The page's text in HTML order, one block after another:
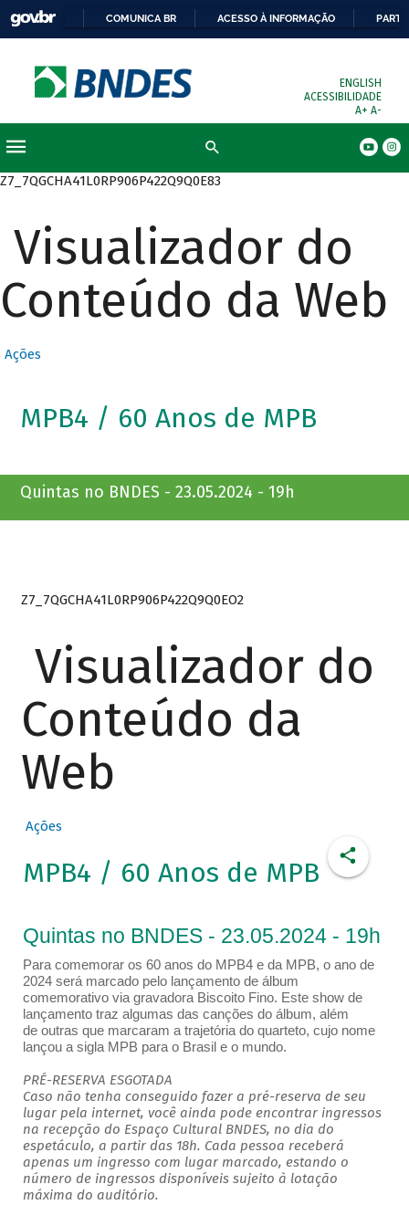
COMUNICA BR ACESSO À INFORMAÇÃO
ENGLISH
ACESSIBILIDADE
A+ A-
Z7_7QGCHA41L0RP906P422Q9Q0E83
Visualizador do
Conteúdo da Web
Ações
MPB4 / 60 Anos de MPB
Quintas no BNDES - 23.05.2024 - 19h
Z7_7QGCHA41L0RP906P422Q9Q0EO2
Visualizador do
Conteúdo da
Web
Ações
MPB4 / 60 Anos de MPB
Quintas no BNDES - 23.05.2024 - 19h
Para comemorar os 60 anos do MPB4 e da MPB, o ano de
2024 será marcado pelo lançamento de álbum
comemorativo via gravadora Biscoito Fino. Este show de
lançamento traz algumas das canções do álbum, além
de outras que marcaram a trajetória do quarteto, cujo nome
lançou a sigla MPB para o Brasil e o mundo.
PRÉ-RESERVA ESGOTADA
Caso não tenha conseguido fazer a pré-reserva de seu
lugar pela internet, você ainda pode encontrar ingressos
na recepção do Espaço Cultural BNDES, no dia do
espetáculo, a partir das 18h. Cada pessoa receberá
apenas um ingresso com lugar marcado, estando o
número de ingressos disponíveis sujeito à lotação
máxima do auditório.